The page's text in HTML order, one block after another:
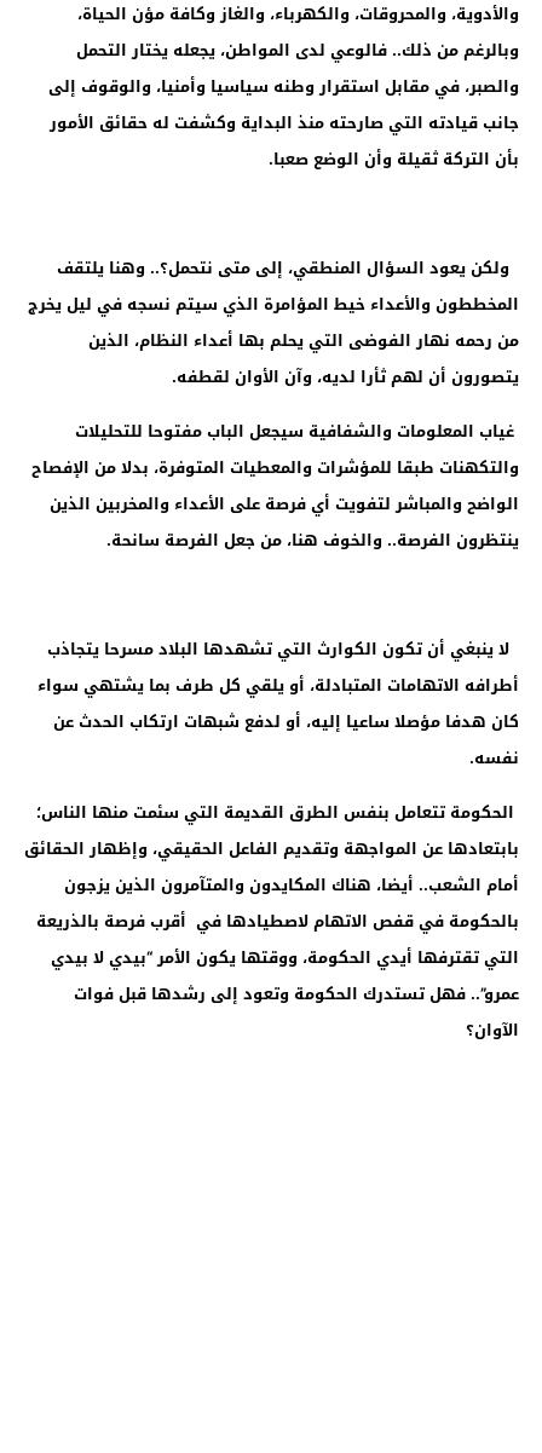
والأدوية، والمحروقات، والكهرباء، والغاز وكافة مؤن الحياة،
وبالرغم من ذلك.. فالوعي لدى المواطن، يجعله يختار التحمل
والصبر، في مقابل استقرار وطنه سياسيا وأمنيا، والوقوف إلى
جانب قيادته التي صارحته منذ البداية وكشفت له حقائق الأمور
بأن التركة ثقيلة وأن الوضع صعبا.
ولكن يعود السؤال المنطقي، إلى متى نتحمل؟.. وهنا يلتقف
المخططون والأعداء خيط المؤامرة الذي سيتم نسجه في ليل يخرج
من رحمه نهار الفوضى التي يحلم بها أعداء النظام، الذين
يتصورون أن لهم ثأرا لديه، وآن الأوان لقطفه.
غياب المعلومات والشفافية سيجعل الباب مفتوحا للتحليلات
والتكهنات طبقا للمؤشرات والمعطيات المتوفرة، بدلا من الإفصاح
الواضح والمباشر لتفويت أي فرصة على الأعداء والمخربين الذين
ينتظرون الفرصة.. والخوف هنا، من جعل الفرصة سانحة.
لا ينبغي أن تكون الكوارث التي تشهدها البلاد مسرحا يتجاذب
أطرافه الاتهامات المتبادلة، أو يلقي كل طرف بما يشتهي سواء
كان هدفا مؤصلا ساعيا إليه، أو لدفع شبهات ارتكاب الحدث عن
نفسه.
الحكومة تتعامل بنفس الطرق القديمة التي سئمت منها الناس؛
بابتعادها عن المواجهة وتقديم الفاعل الحقيقي، وإظهار الحقائق
أمام الشعب.. أيضا، هناك المكايدون والمتآمرون الذين يزجون
بالحكومة في قفص الاتهام لاصطيادها في أقرب فرصة بالذريعة
التي تقترفها أيدي الحكومة، ووقتها يكون الأمر “بيدي لا بيدي
عمرو”.. فهل تستدرك الحكومة وتعود إلى رشدها قبل فوات
الآوان؟